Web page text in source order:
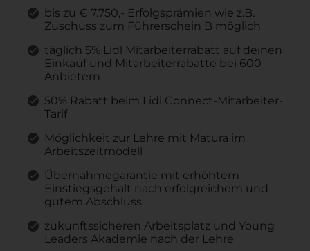
bis zu € 7.750,- Erfolgsprämien wie z.B.
Zuschuss zum Führerschein B möglich
täglich 5% Lidl Mitarbeiterrabatt auf deinen
Einkauf und Mitarbeiterrabatte bei 600
Anbietern
50% Rabatt beim Lidl Connect-Mitarbeiter-
Tarif
Möglichkeit zur Lehre mit Matura im
Arbeitszeitmodell
Übernahmegarantie mit erhöhtem
Einstiegsgehalt nach erfolgreichem und
gutem Abschluss
zukunftssicheren Arbeitsplatz und Young
Leaders Akademie nach der Lehre